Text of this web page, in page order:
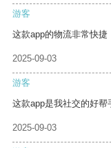
游客
这款app的物流非常快捷
2025-09-03
游客
这款app是我社交的好帮
2025-09-03